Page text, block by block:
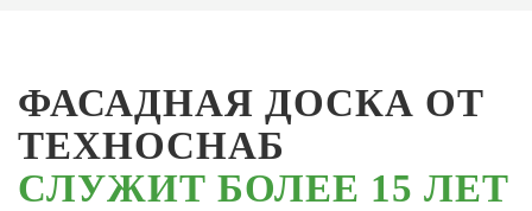
ФАСАДНАЯ ДОСКА ОТ
ТЕХНОСНАБ
СЛУЖИТ БОЛЕЕ 15 ЛЕТ